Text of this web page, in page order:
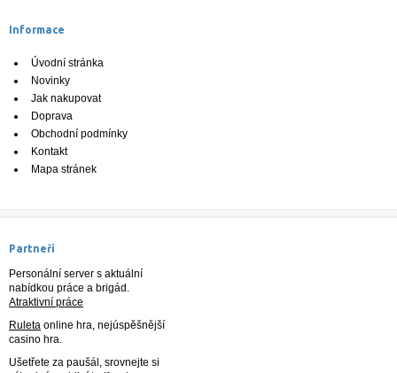
Informace
Úvodní stránka
Novinky
Jak nakupovat
Doprava
Obchodní podmínky
Kontakt
Mapa stránek
Partneři
Personální server s aktuální
nabídkou práce a brigád.
Atraktivní práce
Ruleta online hra, nejúspěšnější
casino hra.
Ušetřete za paušál, srovnejte si